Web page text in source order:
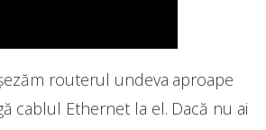
routerul undeva aproape
cablul Ethernet la el. Dacă nu ai